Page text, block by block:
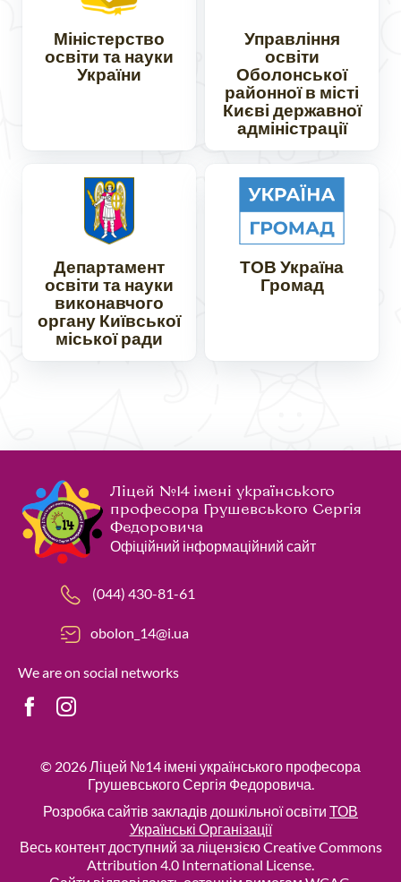
Міністерство
освіти та науки
України
Управління
освіти
Оболонської
районної в місті
Києві державної
адміністрації
Департамент
освіти та науки
виконавчого
органу Київської
міської ради
ТОВ Україна
Громад
Ліцей №14 імені українського
професора Грушевського Сергія
Федоровича
Офіційний інформаційний сайт
(044) 430-81-61
obolon_14@i.ua
We are on social networks
© 2026Ліцей №14 імені українського професора
Грушевського Сергія Федоровича.
Розробка сайтів закладів дошкільної освіти ТОВ
Українські Організації
Весь контент доступний за ліцензією Creative Commons
Attribution 4.0 International License.